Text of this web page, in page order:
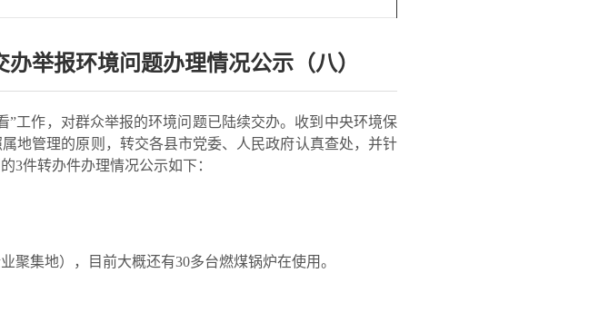
举报环境问题办理情况公示（八）
工作，对群众举报的环境问题已陆续交办。收到中央环境保
地管理的原则，转交各县市党委、人民政府认真查处，并针
3件转办件办理情况公示如下：
集地），目前大概还有30多台燃煤锅炉在使用。